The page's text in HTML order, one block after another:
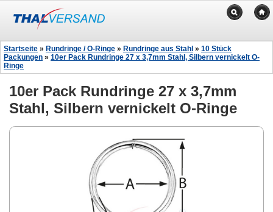
Startseite » Rundringe / O-Ringe » Rundringe aus Stahl » 10 Stück
Packungen » 10er Pack Rundringe 27 x 3,7mm Stahl, Silbern vernickelt O-
Ringe
10er Pack Rundringe 27 x 3,7mm
Stahl, Silbern vernickelt O-Ringe